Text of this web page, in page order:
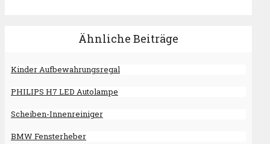
Ähnliche Beiträge
Kinder Aufbewahrungsregal
PHILIPS H7 LED Autolampe
Scheiben-Innenreiniger
BMW Fensterheber